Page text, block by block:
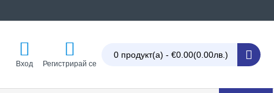
Вход Регистрирай се
0 продукт(а) - €0.00(0.00лв.)